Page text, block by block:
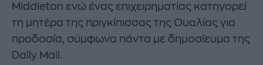
Middleton ενώ ένας επιχειρηματίας κατηγορεί
τη μητέρα της πριγκίπισσας της Ουαλίας για
προδοσία, σύμφωνα πάντα με δημοσίευμα της
Daily Mail.